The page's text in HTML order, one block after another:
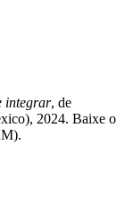
integrar, de
2024. Baixe o